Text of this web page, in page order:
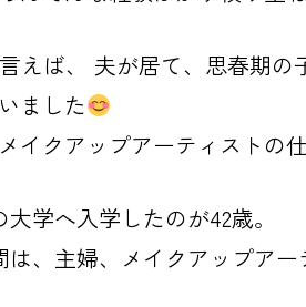
えば、 夫が居て、思春期の
ました
イクアップアーティストの
学へ入学したのが42歳。
は、主婦、メイクアップア